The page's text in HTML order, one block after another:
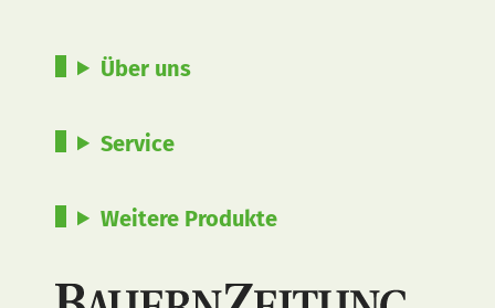
Über uns
Service
Weitere Produkte